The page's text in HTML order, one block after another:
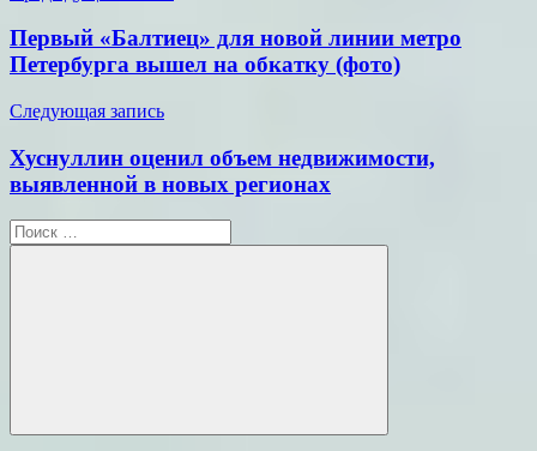
по
записям
Первый «Балтиец» для новой линии метро
Петербурга вышел на обкатку (фото)
Следующая запись
Хуснуллин оценил объем недвижимости,
выявленной в новых регионах
Поиск
для:
Поиск